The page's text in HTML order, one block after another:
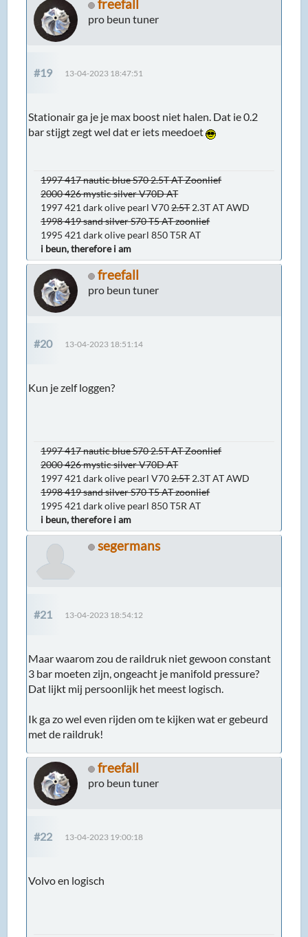
freefall
pro beun tuner
#19 13-04-2023 18:47:51
Stationair ga je je max boost niet halen. Dat ie 0.2
bar stijgt zegt wel dat er iets meedoet
1997 417 nautic blue S70 2.5T AT Zoonlief
2000 426 mystic silver V70D AT
1997 421 dark olive pearl V702.5T2.3T AT AWD
1998 419 sand silver S70 T5 AT zoonlief
1995 421 dark olive pearl 850 T5R AT
i beun, therefore i am
freefall
pro beun tuner
#20 13-04-2023 18:51:14
Kun je zelf loggen?
1997 417 nautic blue S70 2.5T AT Zoonlief
2000 426 mystic silver V70D AT
1997 421 dark olive pearl V702.5T2.3T AT AWD
1998 419 sand silver S70 T5 AT zoonlief
1995 421 dark olive pearl 850 T5R AT
i beun, therefore i am
segermans
#21 13-04-2023 18:54:12
Maar waarom zou de raildruk niet gewoon constant
3 bar moeten zijn, ongeacht je manifold pressure?
Dat lijkt mij persoonlijk het meest logisch.
Ik ga zo wel even rijden om te kijken wat er gebeurd
met de raildruk!
freefall
pro beun tuner
#22 13-04-2023 19:00:18
Volvo en logisch